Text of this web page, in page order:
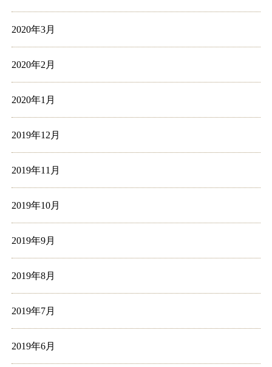
2020年3月
2020年2月
2020年1月
2019年12月
2019年11月
2019年10月
2019年9月
2019年8月
2019年7月
2019年6月